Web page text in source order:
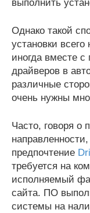
выполнить
Однако такой
установки
иногда вместе
драйверов в
различные
очень нужны
Часто, говоря о
предпочтение
требуется на
исполняемый
сайта. ПО
системы на